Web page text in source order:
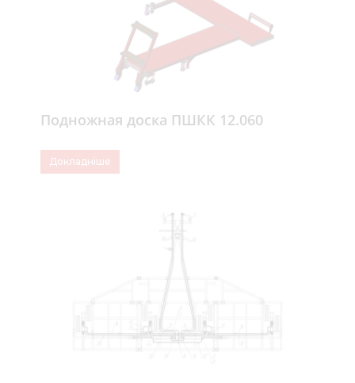
Подножная доска ПШКК 12.060
Докладніше